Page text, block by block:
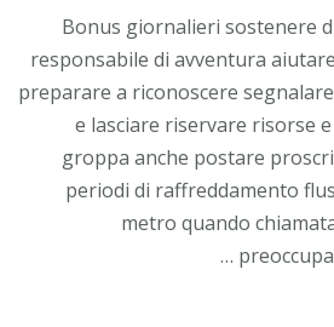
Bonus giornalieri sostenere
responsabile di avventura
preparare a riconoscere
e lasciare riservare risorse
groppa anche postare
periodi di raffreddamento
metro quando